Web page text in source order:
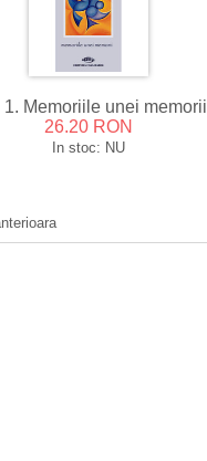
1. Memoriile unei memorii
26.20 RON
In stoc: NU